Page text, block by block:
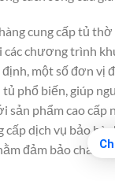
cung cấp tủ
các chương trình
một số đơn vị
tủ phổ biến, giúp
sản phẩm cao cấp
cấp dịch vụ bảo
đảm bảo chất